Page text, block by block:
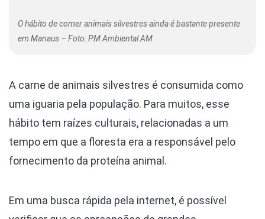
O hábito de comer animais silvestres ainda é bastante presente
em Manaus – Foto: PM Ambiental AM
A carne de animais silvestres é consumida como
uma iguaria pela população. Para muitos, esse
hábito tem raízes culturais, relacionadas a um
tempo em que a floresta era a responsável pelo
fornecimento da proteína animal.
Em uma busca rápida pela internet, é possível